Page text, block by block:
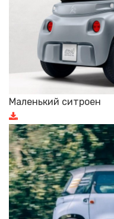
Маленький ситроен